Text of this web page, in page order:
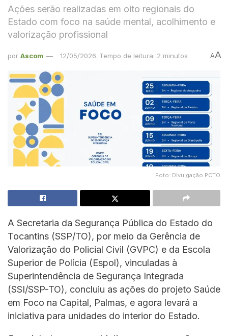
Ações serão realizadas em oito regionais do
Estado com foco na saúde mental, acolhimento e
valorização profissional
por Ascom 12/05/2026 Tempo de leitura: 2 minutos AA
Foto: Divulgação PCTO
A Secretaria da Segurança Pública do Estado do
Tocantins (SSP/TO), por meio da Gerência de
Valorização do Policial Civil (GVPC) e da Escola
Superior de Polícia (Espol), vinculadas à
Superintendência de Segurança Integrada
(SSI/SSP-TO), concluiu as ações do projeto Saúde
em Foco na Capital, Palmas, e agora levará a
iniciativa para unidades do interior do Estado.